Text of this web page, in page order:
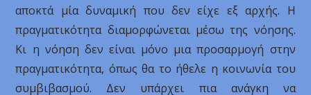
αποκτά μία δυναμική που δεν είχε εξ αρχής. Η
πραγματικότητα διαμορφώνεται μέσω της νόησης.
Κι η νόηση δεν είναι μόνο μια προσαρμογή στην
πραγματικότητα, όπως θα το ήθελε η κοινωνία του
συμβιβασμού. Δεν υπάρχει πια ανάγκη να